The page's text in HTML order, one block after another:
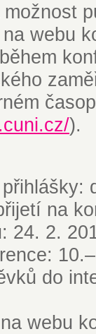
webu
).
na
24. 2.
do
webu